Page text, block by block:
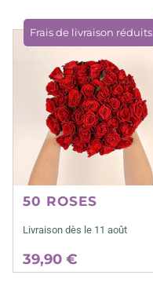
Frais de livraison réduits
50 ROSES
Livraison dès le 11 août
39,90 €